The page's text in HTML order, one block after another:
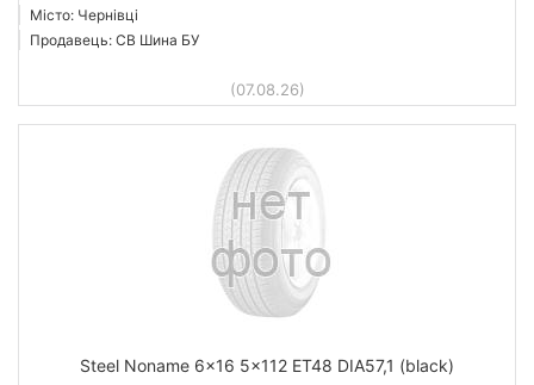
Місто: Чернівці
Продавець: СВ Шина БУ
(07.08.26)
Steel Noname 6x16 5x112 ET48 DIA57,1 (black)